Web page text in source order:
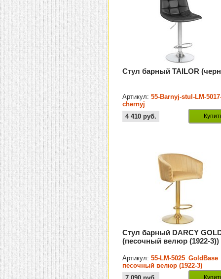
Стул барный TAILOR
Артикул:55-Barnyj-stul-LM-
chernyj
4 410 руб.
Стул барный DARCY
(песочный велюр (1922-3))
Артикул:55-LM-5025_GoldBase
песочный велюр (1922-3)